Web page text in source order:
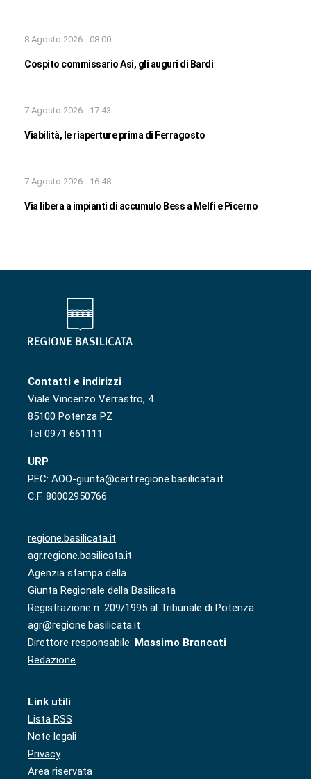
8 Agosto 2026 - 08:00
Cospito commissario Asi, gli auguri di Bardi
7 Agosto 2026 - 17:43
Viabilità, le riaperture prima di Ferragosto
7 Agosto 2026 - 16:48
Via libera a impianti di accumulo Bess a Melfi e Picerno
Contatti e indirizzi
Viale Vincenzo Verrastro, 4
85100 Potenza PZ
Tel 0971 661111
URP
PEC: AOO-giunta@cert.regione.basilicata.it
C.F. 80002950766
regione.basilicata.it
agr.regione.basilicata.it
Agenzia stampa della
Giunta Regionale della Basilicata
Registrazione n. 209/1995 al Tribunale di Potenza
agr@regione.basilicata.it
Direttore responsabile: Massimo Brancati
Redazione
Link utili
Lista RSS
Note legali
Privacy
Area riservata